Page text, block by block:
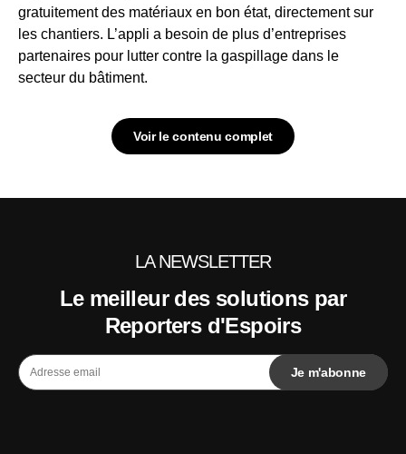
gratuitement des matériaux en bon état, directement sur
les chantiers. L’appli a besoin de plus d’entreprises
partenaires pour lutter contre la gaspillage dans le
secteur du bâtiment.
Voir le contenu complet
LA NEWSLETTER
Le meilleur des solutions par
Reporters d'Espoirs